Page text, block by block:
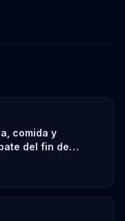
comida y
del fin de